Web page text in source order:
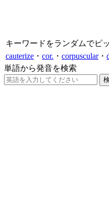
キーワードをランダムでピ
cauterize ・ cor. ・ corpuscular・
単語から発音を検索